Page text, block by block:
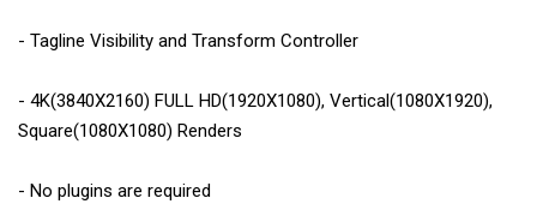
- Tagline Visibility and Transform Controller
- 4K(3840X2160) FULL HD(1920X1080), Vertical(1080X1920),
Square(1080X1080) Renders
- No plugins are required